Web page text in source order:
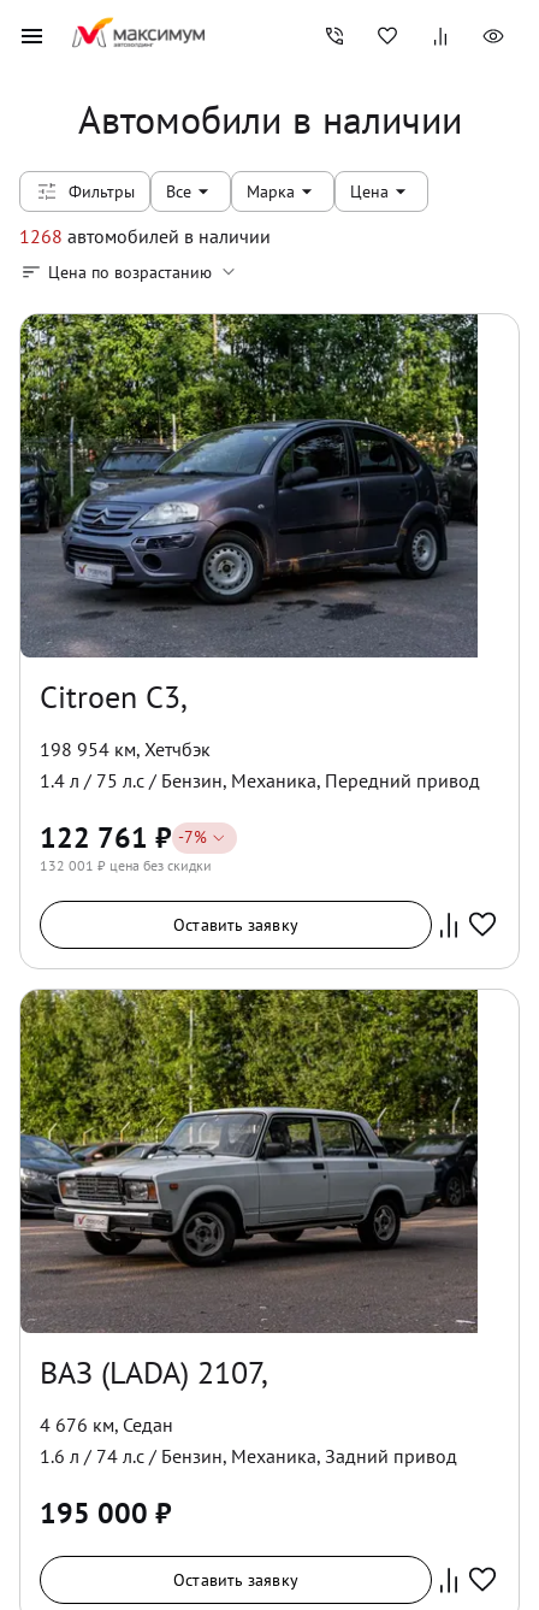
Автомобили в наличии
Фильтры Все Марка Цена
1268 автомобилей в наличии
Цена по возрастанию
Citroen C3,
198 954 км, Хетчбэк
1.4 л / 75 л.с / Бензин, Механика, Передний привод
122 761 ₽ -7%
132 001 ₽ цена без скидки
Оставить заявку
ВАЗ (LADA) 2107,
4 676 км, Седан
1.6 л / 74 л.с / Бензин, Механика, Задний привод
195 000 ₽
Оставить заявку